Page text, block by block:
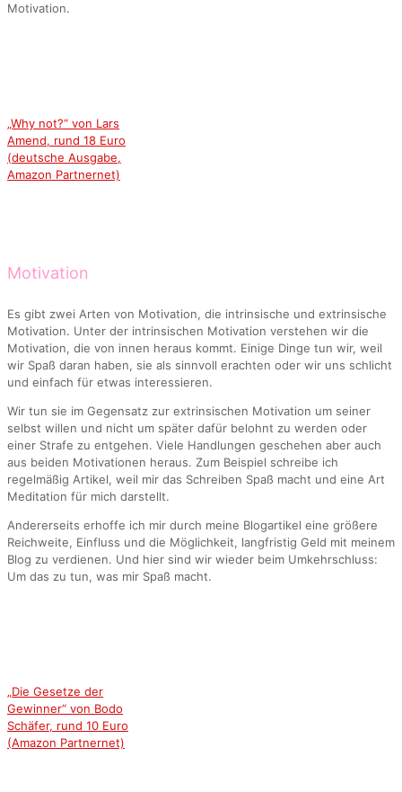
Motivation.
„Why not?“ von Lars
Amend, rund 18 Euro
(deutsche Ausgabe,
Amazon Partnernet)
Motivation
Es gibt zwei Arten von Motivation, die intrinsische und extrinsische
Motivation. Unter der intrinsischen Motivation verstehen wir die
Motivation, die von innen heraus kommt. Einige Dinge tun wir, weil
wir Spaß daran haben, sie als sinnvoll erachten oder wir uns schlicht
und einfach für etwas interessieren.
Wir tun sie im Gegensatz zur extrinsischen Motivation um seiner
selbst willen und nicht um später dafür belohnt zu werden oder
einer Strafe zu entgehen. Viele Handlungen geschehen aber auch
aus beiden Motivationen heraus. Zum Beispiel schreibe ich
regelmäßig Artikel, weil mir das Schreiben Spaß macht und eine Art
Meditation für mich darstellt.
Andererseits erhoffe ich mir durch meine Blogartikel eine größere
Reichweite, Einfluss und die Möglichkeit, langfristig Geld mit meinem
Blog zu verdienen. Und hier sind wir wieder beim Umkehrschluss:
Um das zu tun, was mir Spaß macht.
„Die Gesetze der
Gewinner“ von Bodo
Schäfer, rund 10 Euro
(Amazon Partnernet)